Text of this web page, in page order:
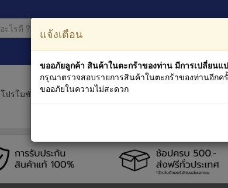
โปรโมชั่น ตารางราคา เงื่อนไขบริการ
แจ้งเตือน
ขออภัยลูกค้า สินค้าในตะกร้าของท่าน มีการเปลี่ยนแ
กรุณาตรวจสอบรายการสินค้าในตะกร้าของท่านอีกค
ขออภัยในความไม่สะดวก